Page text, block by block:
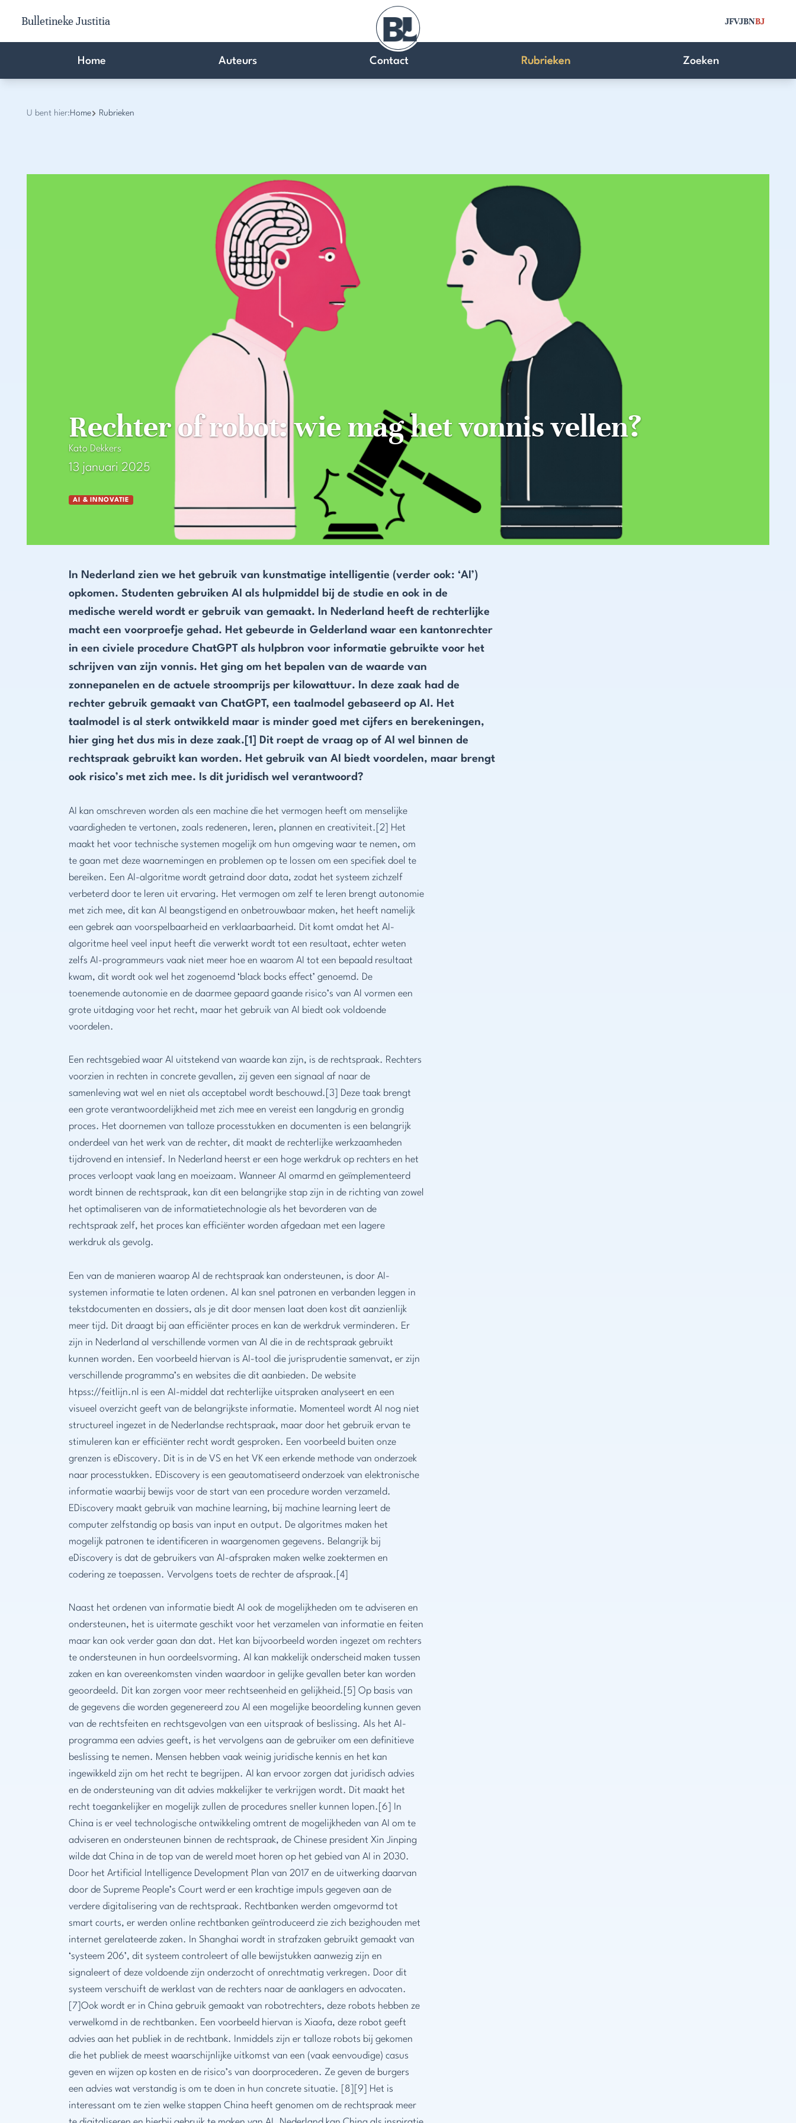
Bulletineke Justitia JFVJBNBJ
Home Auteurs Contact Rubrieken Zoeken
U bent hier: Home Rubrieken
Rechter of robot: wie mag het vonnis vellen?
Kato Dekkers
13 januari 2025
AI & INNOVATIE
In Nederland zien we het gebruik van kunstmatige intelligentie (verder ook: ‘AI’)
opkomen. Studenten gebruiken AI als hulpmiddel bij de studie en ook in de
medische wereld wordt er gebruik van gemaakt. In Nederland heeft de rechterlijke
macht een voorproefje gehad. Het gebeurde in Gelderland waar een kantonrechter
in een civiele procedure ChatGPT als hulpbron voor informatie gebruikte voor het
schrijven van zijn vonnis. Het ging om het bepalen van de waarde van
zonnepanelen en de actuele stroomprijs per kilowattuur. In deze zaak had de
rechter gebruik gemaakt van ChatGPT, een taalmodel gebaseerd op AI. Het
taalmodel is al sterk ontwikkeld maar is minder goed met cijfers en berekeningen,
hier ging het dus mis in deze zaak.[1] Dit roept de vraag op of AI wel binnen de
rechtspraak gebruikt kan worden. Het gebruik van AI biedt voordelen, maar brengt
ook risico’s met zich mee. Is dit juridisch wel verantwoord?
AI kan omschreven worden als een machine die het vermogen heeft om menselijke
vaardigheden te vertonen, zoals redeneren, leren, plannen en creativiteit.[2] Het
maakt het voor technische systemen mogelijk om hun omgeving waar te nemen, om
te gaan met deze waarnemingen en problemen op te lossen om een specifiek doel te
bereiken. Een AI-algoritme wordt getraind door data, zodat het systeem zichzelf
verbeterd door te leren uit ervaring. Het vermogen om zelf te leren brengt autonomie
met zich mee, dit kan AI beangstigend en onbetrouwbaar maken, het heeft namelijk
een gebrek aan voorspelbaarheid en verklaarbaarheid. Dit komt omdat het AI-
algoritme heel veel input heeft die verwerkt wordt tot een resultaat, echter weten
zelfs AI-programmeurs vaak niet meer hoe en waarom AI tot een bepaald resultaat
kwam, dit wordt ook wel het zogenoemd ‘black bocks effect’ genoemd. De
toenemende autonomie en de daarmee gepaard gaande risico’s van AI vormen een
grote uitdaging voor het recht, maar het gebruik van AI biedt ook voldoende
voordelen.
Een rechtsgebied waar AI uitstekend van waarde kan zijn, is de rechtspraak. Rechters
voorzien in rechten in concrete gevallen, zij geven een signaal af naar de
samenleving wat wel en niet als acceptabel wordt beschouwd.[3] Deze taak brengt
een grote verantwoordelijkheid met zich mee en vereist een langdurig en grondig
proces. Het doornemen van talloze processtukken en documenten is een belangrijk
onderdeel van het werk van de rechter, dit maakt de rechterlijke werkzaamheden
tijdrovend en intensief. In Nederland heerst er een hoge werkdruk op rechters en het
proces verloopt vaak lang en moeizaam. Wanneer AI omarmd en geïmplementeerd
wordt binnen de rechtspraak, kan dit een belangrijke stap zijn in de richting van zowel
het optimaliseren van de informatietechnologie als het bevorderen van de
rechtspraak zelf, het proces kan efficiënter worden afgedaan met een lagere
werkdruk als gevolg.
Een van de manieren waarop AI de rechtspraak kan ondersteunen, is door AI-
systemen informatie te laten ordenen. AI kan snel patronen en verbanden leggen in
tekstdocumenten en dossiers, als je dit door mensen laat doen kost dit aanzienlijk
meer tijd. Dit draagt bij aan efficiënter proces en kan de werkdruk verminderen. Er
zijn in Nederland al verschillende vormen van AI die in de rechtspraak gebruikt
kunnen worden. Een voorbeeld hiervan is AI-tool die jurisprudentie samenvat, er zijn
verschillende programma’s en websites die dit aanbieden. De website
htpss://feitlijn.nl is een AI-middel dat rechterlijke uitspraken analyseert en een
visueel overzicht geeft van de belangrijkste informatie. Momenteel wordt AI nog niet
structureel ingezet in de Nederlandse rechtspraak, maar door het gebruik ervan te
stimuleren kan er efficiënter recht wordt gesproken. Een voorbeeld buiten onze
grenzen is eDiscovery. Dit is in de VS en het VK een erkende methode van onderzoek
naar processtukken. EDiscovery is een geautomatiseerd onderzoek van elektronische
informatie waarbij bewijs voor de start van een procedure worden verzameld.
EDiscovery maakt gebruik van machine learning, bij machine learning leert de
computer zelfstandig op basis van input en output. De algoritmes maken het
mogelijk patronen te identificeren in waargenomen gegevens. Belangrijk bij
eDiscovery is dat de gebruikers van AI-afspraken maken welke zoektermen en
codering ze toepassen. Vervolgens toets de rechter de afspraak.[4]
Naast het ordenen van informatie biedt AI ook de mogelijkheden om te adviseren en
ondersteunen, het is uitermate geschikt voor het verzamelen van informatie en feiten
maar kan ook verder gaan dan dat. Het kan bijvoorbeeld worden ingezet om rechters
te ondersteunen in hun oordeelsvorming. AI kan makkelijk onderscheid maken tussen
zaken en kan overeenkomsten vinden waardoor in gelijke gevallen beter kan worden
geoordeeld. Dit kan zorgen voor meer rechtseenheid en gelijkheid.[5] Op basis van
de gegevens die worden gegenereerd zou AI een mogelijke beoordeling kunnen geven
van de rechtsfeiten en rechtsgevolgen van een uitspraak of beslissing. Als het AI-
programma een advies geeft, is het vervolgens aan de gebruiker om een definitieve
beslissing te nemen. Mensen hebben vaak weinig juridische kennis en het kan
ingewikkeld zijn om het recht te begrijpen. AI kan ervoor zorgen dat juridisch advies
en de ondersteuning van dit advies makkelijker te verkrijgen wordt. Dit maakt het
recht toegankelijker en mogelijk zullen de procedures sneller kunnen lopen.[6] In
China is er veel technologische ontwikkeling omtrent de mogelijkheden van AI om te
adviseren en ondersteunen binnen de rechtspraak, de Chinese president Xin Jinping
wilde dat China in de top van de wereld moet horen op het gebied van AI in 2030.
Door het Artificial Intelligence Development Plan van 2017 en de uitwerking daarvan
door de Supreme People’s Court werd er een krachtige impuls gegeven aan de
verdere digitalisering van de rechtspraak. Rechtbanken werden omgevormd tot
smart courts, er werden online rechtbanken geïntroduceerd zie zich bezighouden met
internet gerelateerde zaken. In Shanghai wordt in strafzaken gebruikt gemaakt van
‘systeem 206’, dit systeem controleert of alle bewijstukken aanwezig zijn en
signaleert of deze voldoende zijn onderzocht of onrechtmatig verkregen. Door dit
systeem verschuift de werklast van de rechters naar de aanklagers en advocaten.
[7]Ook wordt er in China gebruik gemaakt van robotrechters, deze robots hebben ze
verwelkomd in de rechtbanken. Een voorbeeld hiervan is Xiaofa, deze robot geeft
advies aan het publiek in de rechtbank. Inmiddels zijn er talloze robots bij gekomen
die het publiek de meest waarschijnlijke uitkomst van een (vaak eenvoudige) casus
geven en wijzen op kosten en de risico’s van doorprocederen. Ze geven de burgers
een advies wat verstandig is om te doen in hun concrete situatie. [8][9] Het is
interessant om te zien welke stappen China heeft genomen om de rechtspraak meer